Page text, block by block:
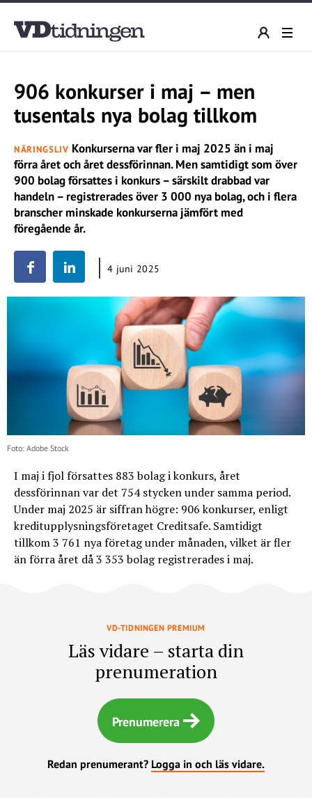
906 konkurser i maj – men
tusentals nya bolag tillkom
NÄRINGSLIV Konkurserna var fler i maj 2025 än i maj
förra året och året dessförinnan. Men samtidigt som över
900 bolag försattes i konkurs – särskilt drabbad var
handeln – registrerades över 3 000 nya bolag, och i flera
branscher minskade konkurserna jämfört med
föregående år.
4 juni 2025
Foto: Adobe Stock
I maj i fjol försattes 883 bolag i konkurs, året
dessförinnan var det 754 stycken under samma period.
Under maj 2025 är siffran högre: 906 konkurser, enligt
kreditupplysningsföretaget Creditsafe. Samtidigt
tillkom 3 761 nya företag under månaden, vilket är fler
än förra året då 3 353 bolag registrerades i maj.
VD-TIDNINGEN PREMIUM
Läs vidare – starta din
prenumeration
Prenumerera
Redan prenumerant? Logga in och läs vidare.